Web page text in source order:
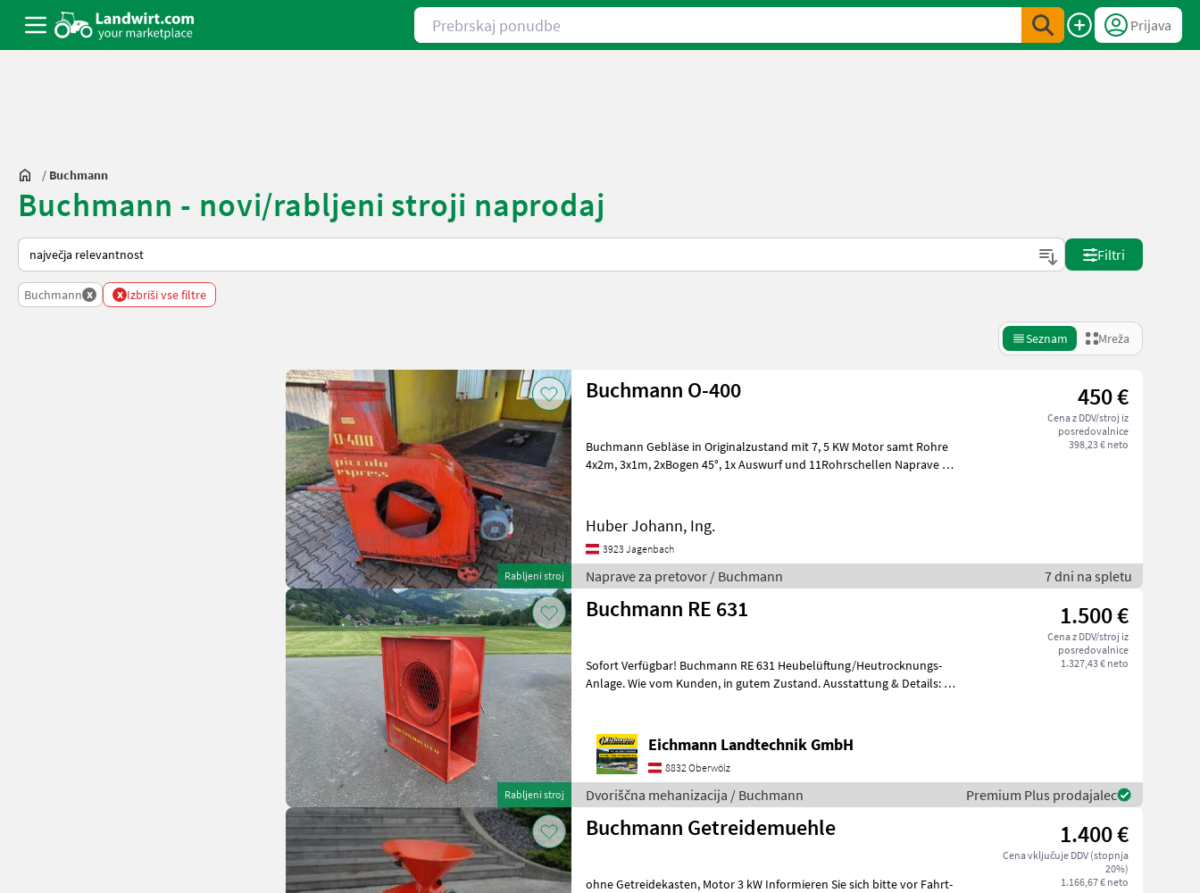
Prebrskaj ponudbe
Prijava
/ Buchmann
Buchmann - novi/rabljeni stroji naprodaj
Tako je razvrščeno na Landwirt.com
Filtri
Buchmann x x Izbriši vse filtre
Seznam Mreža
Rabljeni stroj
Buchmann O-400 450 €
Cena z DDV/stroj iz
posredovalnice
398,23 € neto
Buchmann Gebläse in Originalzustand mit 7, 5 KW Motor samt Rohre
4x2m, 3x1m, 2xBogen 45°, 1x Auswurf und 11Rohrschellen Naprave za
Huber Johann, Ing.
3923 Jagenbach
Naprave za pretovor / Buchmann 7 dni na spletu
Rabljeni stroj
Buchmann RE 631 1.500 €
Cena z DDV/stroj iz
posredovalnice
1.327,43 € neto
Sofort Verfügbar! Buchmann RE 631 Heubelüftung/Heutrocknungs-
Anlage. Wie vom Kunden, in gutem Zustand. Ausstattung & Details: -
Eichmann Landtechnik GmbH
8832 Oberwölz
Dvoriščna mehanizacija / Buchmann Premium Plus prodajalec
Buchmann Getreidemuehle 1.400 €
Cena vključuje DDV (stopnja
20%)
1.166,67 € neto
ohne Getreidekasten, Motor 3 kW Informieren Sie sich bitte vor Fahrt-